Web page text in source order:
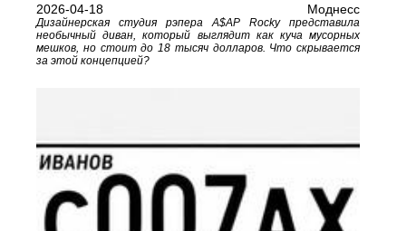
2026-04-18 Моднесс
Дизайнерская студия рэпера A$AP Rocky представила
необычный диван, который выглядит как куча мусорных
мешков, но стоит до 18 тысяч долларов. Что скрывается
за этой концепцией?